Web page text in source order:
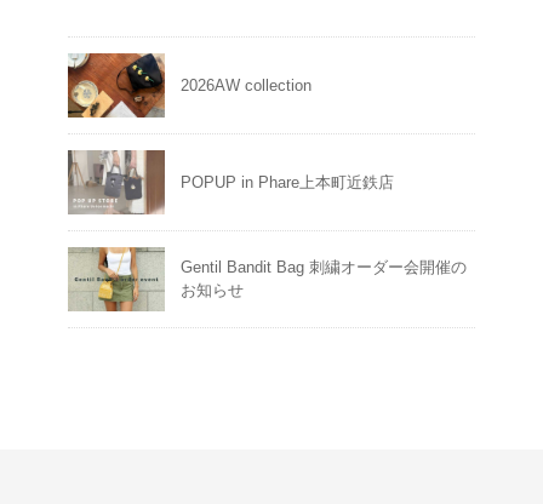
2026AW collection
POPUP in Phare上本町近鉄店
Gentil Bandit Bag 刺繍オーダー会開催の
お知らせ